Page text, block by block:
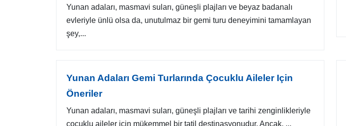
Yunan adaları, masmavi suları, güneşli plajları ve beyaz badanalı
evleriyle ünlü olsa da, unutulmaz bir gemi turu deneyimini tamamlayan
şey,...
Yunan Adaları Gemi Turlarında Çocuklu Aileler Için
Öneriler
Yunan adaları, masmavi suları, güneşli plajları ve tarihi zenginlikleriyle
çocuklu aileler için mükemmel bir tatil destinasyonudur. Ancak, ...